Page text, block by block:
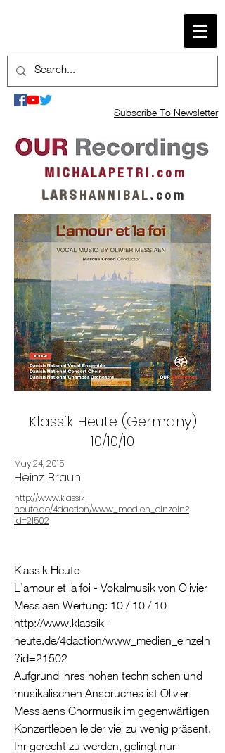
Subscribe To Newsletter
M I C H A L AP E T R I . c o m
L A R S H A N N I B A L . c o m
Klassik Heute (Germany)
10/10/10
May 24, 2015
Heinz Braun
http://www.klassik-
heute.de/4daction/www_medien_einzeln?
id=21502
Klassik Heute
L’amour et la foi - Vokalmusik von Olivier
Messiaen Wertung: 10 / 10 / 10
http://www.klassik-
heute.de/4daction/www_medien_einzeln
?id=21502
Aufgrund ihres hohen technischen und
musikalischen Anspruches ist Olivier
Messiaens Chormusik im gegenwärtigen
Konzertleben leider viel zu wenig präsent.
Ihr gerecht zu werden, gelingt nur